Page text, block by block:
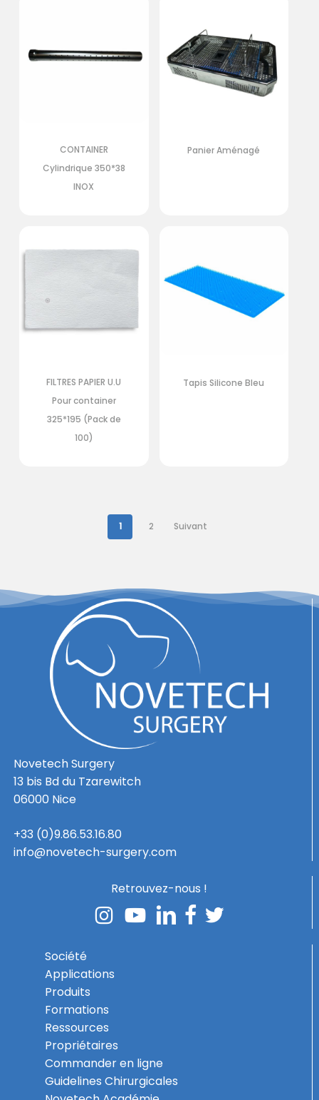
Retour Sur La
Boutique
CONTAINER
Cylindrique 350*38
INOX
Panier Aménagé
FILTRES PAPIER U.U
Pour container
325*195 (Pack de
100)
Tapis Silicone Bleu
1 2 Suivant
Novetech Surgery
13 bis Bd du Tzarewitch
06000 Nice
+33 (0)9.86.53.16.80
info@novetech-surgery.com
Retrouvez-nous !
Société
Applications
Produits
Formations
Ressources
Propriétaires
Commander en ligne
Guidelines Chirurgicales